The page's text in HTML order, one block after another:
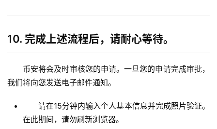
10. 完成上述流程后，请耐心等待。
币安将会及时审核您的申请。一旦您的申请完成审批，
我们将向您发送电子邮件通知。
请在15分钟内输入个人基本信息并完成照片验证。
在此期间，请勿刷新浏览器。